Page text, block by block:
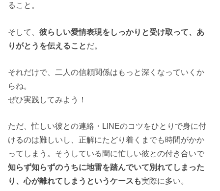
ること。
そして、彼らしい愛情表現をしっかりと受け取って、あ
りがとうを伝えることだ。
それだけで、二人の信頼関係はもっと深くなっていくか
らね。
ぜひ実践してみよう！
ただ、忙しい彼との連絡・LINEのコツをひとりで身に付
けるのは難しいし、正解にたどり着くまでも時間がかか
ってしまう。そうしている間に忙しい彼との付き合いで
知らず知らずのうちに地雷を踏んでいて別れてしまった
り、心が離れてしまうというケースも実際に多い。